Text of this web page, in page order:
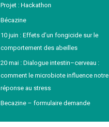
Projet : Hackathon
Bécazine
10 juin : Effets d’un fongicide sur le
comportement des abeilles
20 mai : Dialogue intestin–cerveau :
comment le microbiote influence notre
réponse au stress
Becazine – formulaire demande